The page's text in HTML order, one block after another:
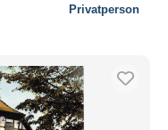
Privatperson